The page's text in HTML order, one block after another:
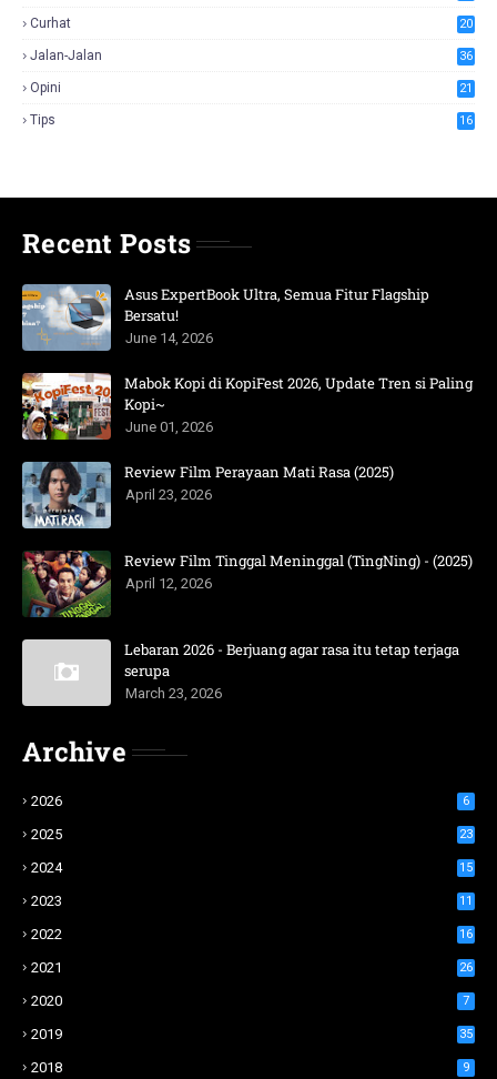
Curhat 20
Jalan-Jalan 36
Opini 21
Tips 16
Recent Posts
Asus ExpertBook Ultra, Semua Fitur Flagship
Bersatu!
June 14, 2026
Mabok Kopi di KopiFest 2026, Update Tren si Paling
Kopi~
June 01, 2026
Review Film Perayaan Mati Rasa (2025)
April 23, 2026
Review Film Tinggal Meninggal (TingNing) - (2025)
April 12, 2026
Lebaran 2026 - Berjuang agar rasa itu tetap terjaga
serupa
March 23, 2026
Archive
2026 6
2025 23
2024 15
2023 11
2022 16
2021 26
2020 7
2019 35
2018 9